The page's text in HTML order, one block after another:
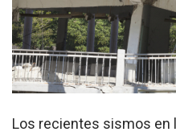
Los recientes sismos en